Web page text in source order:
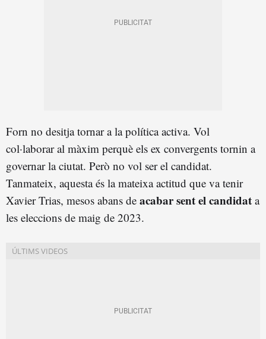
Forn no desitja tornar a la política activa. Vol
col·laborar al màxim perquè els ex convergents tornin a
governar la ciutat. Però no vol ser el candidat.
Tanmateix, aquesta és la mateixa actitud que va tenir
Xavier Trias, mesos abans de acabar sent el candidat a
les eleccions de maig de 2023.